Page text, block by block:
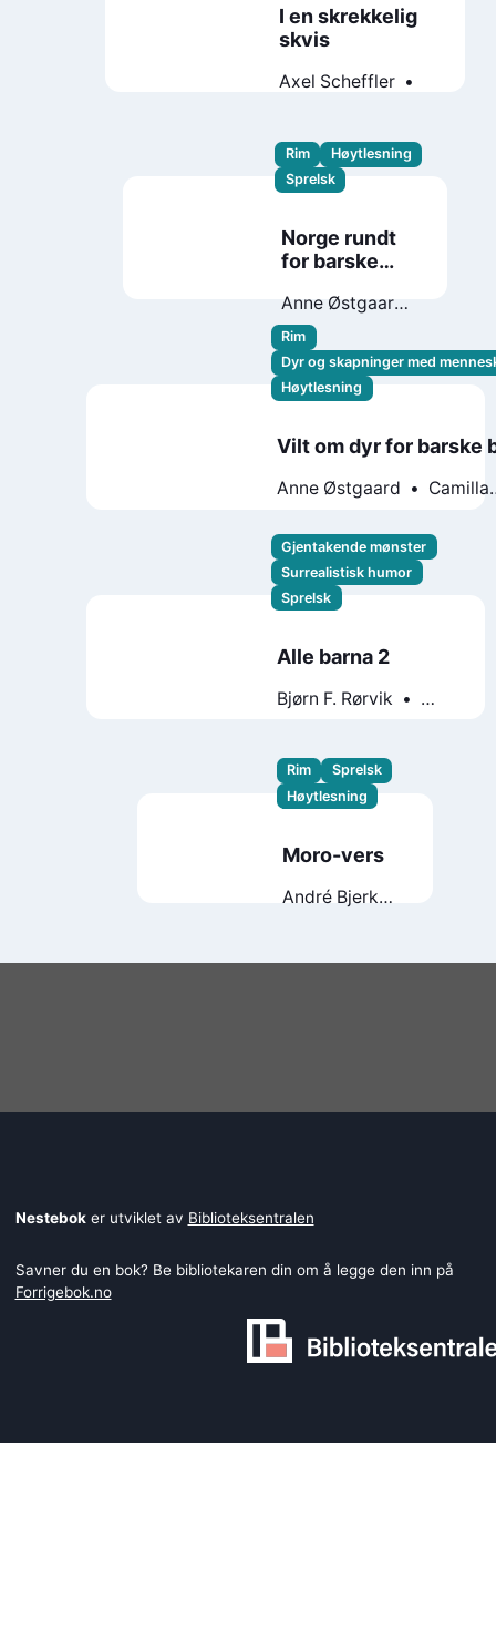
I en skrekkelig
skvis
Axel Scheffler
Rim
Høytlesning
Sprelsk
Norge rundt
for barske
Anne Østgaard
Egil Nyhus
Rim
Dyr og skapninger med
Høytlesning
Vilt om dyr for barske
Anne Østgaard
Camilla
Gjentakende mønster
Surrealistisk humor
Sprelsk
Alle barna 2
Bjørn F. Rørvik
Rim
Sprelsk
Høytlesning
Moro-vers
André Bjerke
Nesteboker utviklet av Biblioteksentralen
Savner du en bok? Be bibliotekaren din om å legge den inn på
Forrigebok.no